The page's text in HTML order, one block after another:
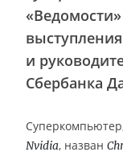
и
Сбербанка
Nvidia, назван